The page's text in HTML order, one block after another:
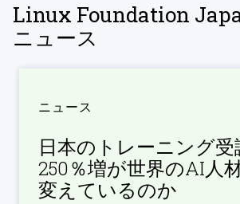
Linux Foundation
ニュース
ニュース
日本のトレーニング受
250％増が世界のAI人
変えているのか